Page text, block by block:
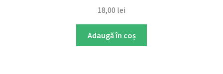
18,00 lei
Adaugă în coș